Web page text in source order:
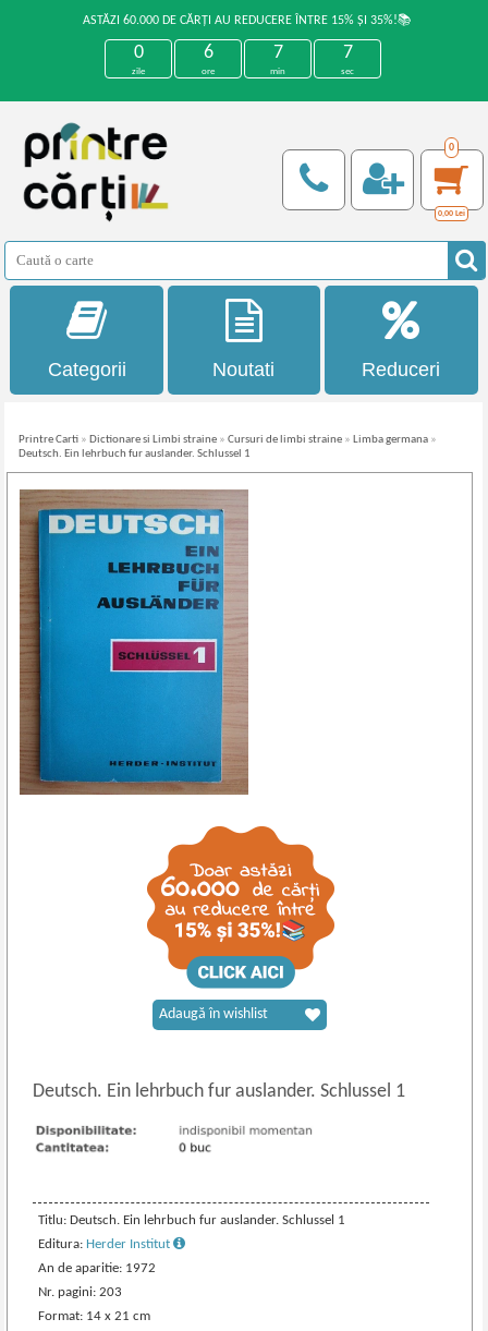
ASTĂZI 60.000 DE CĂRȚI AU REDUCERE ÎNTRE 15% ȘI 35%!📚
0
zile
6
ore
7
min
7
sec
0
0,00 Lei
Categorii Noutati Reduceri
Printre Carti » Dictionare si Limbi straine »Cursuri de limbi straine » Limba germana »
Deutsch. Ein lehrbuch fur auslander. Schlussel 1
Deutsch. Ein lehrbuch fur auslander. Schlussel 1
Titlu: Deutsch. Ein lehrbuch fur auslander. Schlussel 1
Editura: Herder Institut
An de aparitie: 1972
Nr. pagini: 203
Format: 14 x 21 cm
Adaugă în wishlist